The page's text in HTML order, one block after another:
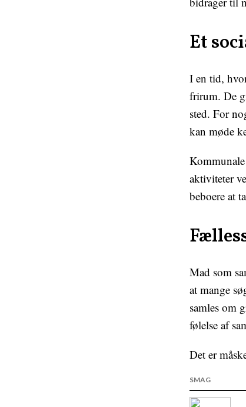
Et
I en tid,
frirum. De
sted. For
kan møde
aktiviteter
beboere at
Mad som
at mange
samles om
følelse af
Det er
SMAG